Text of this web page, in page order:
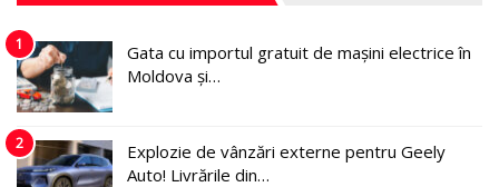
1
Gata cu importul gratuit de mașini electrice în
Moldova și…
2
Explozie de vânzări externe pentru Geely
Auto! Livrările din…